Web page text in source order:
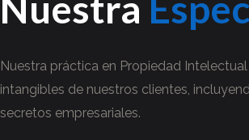
Nuestra práctica en Propiedad
intangibles de nuestros clientes,
secretos empresariales.